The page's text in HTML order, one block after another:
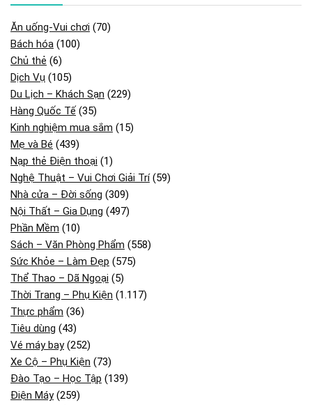
Ăn uống-Vui chơi (70)
Bách hóa (100)
Chủ thẻ (6)
Dịch Vụ (105)
Du Lịch – Khách Sạn (229)
Hàng Quốc Tế (35)
Kinh nghiệm mua sắm (15)
Mẹ và Bé (439)
Nạp thẻ Điện thoại (1)
Nghệ Thuật – Vui Chơi Giải Trí(59)
Nhà cửa – Đời sống (309)
Nội Thất – Gia Dụng (497)
Phần Mềm (10)
Sách – Văn Phòng Phẩm (558)
Sức Khỏe – Làm Đẹp (575)
Thể Thao – Dã Ngoại (5)
Thời Trang – Phụ Kiện (1.117)
Thực phẩm (36)
Tiêu dùng (43)
Vé máy bay(252)
Xe Cộ – Phụ Kiện (73)
Đào Tạo – Học Tập (139)
Điện Máy(259)